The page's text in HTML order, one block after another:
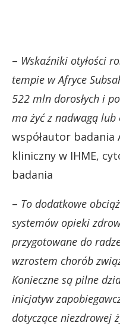
– Wskaźniki otyłości
tempie w Afryce
522 mln dorosłych i
ma żyć z nadwagą lub
współautor badania
kliniczny w IHME,
badania
– To dodatkowe
systemów opieki
przygotowane do
wzrostem chorób
Konieczne są pilne
inicjatyw
dotyczące niezdrowej